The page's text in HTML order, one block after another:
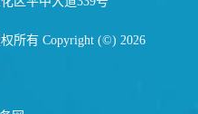
所有 Copyright (©) 2026